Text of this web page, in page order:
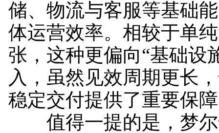
储、物流与客服等基础
体运营效率。相较于单
张，这种更偏向“基础设
入，虽然见效周期更长
稳定交付提供了重要保
值得一提的是，梦尔